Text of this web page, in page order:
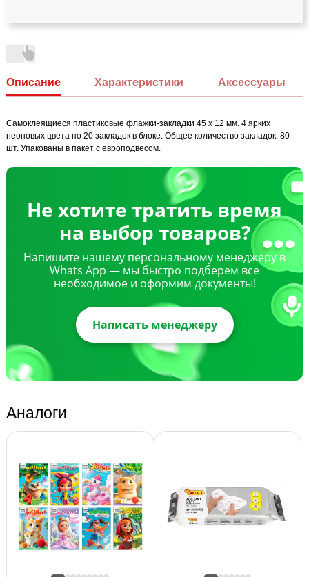
Описание Характеристики Аксессуары
Самоклеящиеся пластиковые флажки-закладки 45 х 12 мм. 4 ярких
неоновых цвета по 20 закладок в блоке. Общее количество закладок: 80
шт. Упакованы в пакет с европодвесом.
Не хотите тратить время
на выбор товаров?
Напишите нашему персональному менеджеру в
Whats App — мы быстро подберем все
необходимое и оформим документы!
Написать менеджеру
Аналоги